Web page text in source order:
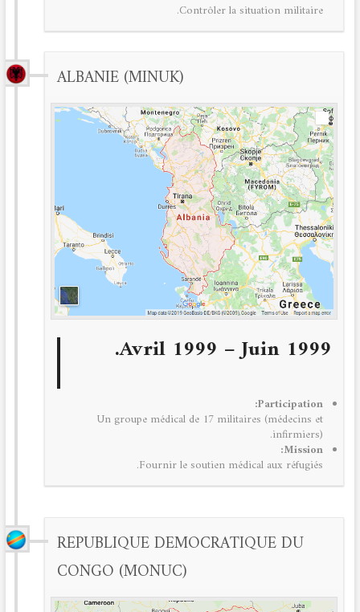
Contrôler la situation militaire.
ALBANIE (MINUK)
Avril 1999 – Juin 1999.
Participation:
Un groupe médical de 17 militaires (médecins et
infirmiers).
Mission:
Fournir le soutien médical aux réfugiés.
REPUBLIQUE DEMOCRATIQUE DU
CONGO (MONUC)